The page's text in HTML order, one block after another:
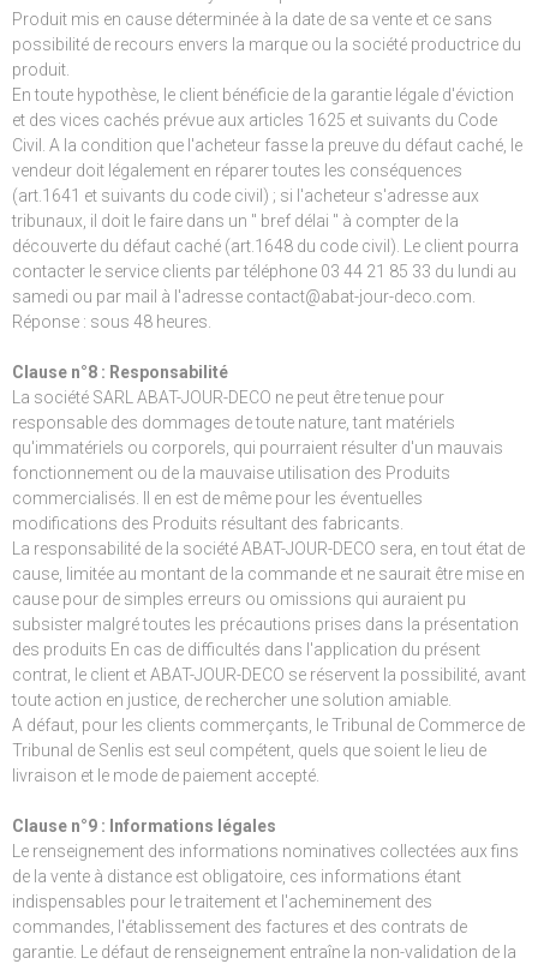
Produit mis en cause déterminée à la date de sa vente et ce sans
possibilité de recours envers la marque ou la société productrice du
produit.
En toute hypothèse, le client bénéficie de la garantie légale d'éviction
et des vices cachés prévue aux articles 1625 et suivants du Code
Civil. A la condition que l'acheteur fasse la preuve du défaut caché, le
vendeur doit légalement en réparer toutes les conséquences
(art.1641 et suivants du code civil) ; si l'acheteur s'adresse aux
tribunaux, il doit le faire dans un " bref délai " à compter de la
découverte du défaut caché (art.1648 du code civil). Le client pourra
contacter le service clients par téléphone 03 44 21 85 33 du lundi au
samedi ou par mail à l'adresse contact@abat-jour-deco.com.
Réponse : sous 48 heures.
Clause n°8 : Responsabilité
La société SARL ABAT-JOUR-DECO ne peut être tenue pour
responsable des dommages de toute nature, tant matériels
qu'immatériels ou corporels, qui pourraient résulter d'un mauvais
fonctionnement ou de la mauvaise utilisation des Produits
commercialisés. Il en est de même pour les éventuelles
modifications des Produits résultant des fabricants.
La responsabilité de la société ABAT-JOUR-DECO sera, en tout état de
cause, limitée au montant de la commande et ne saurait être mise en
cause pour de simples erreurs ou omissions qui auraient pu
subsister malgré toutes les précautions prises dans la présentation
des produits En cas de difficultés dans l'application du présent
contrat, le client et ABAT-JOUR-DECO se réservent la possibilité, avant
toute action en justice, de rechercher une solution amiable.
A défaut, pour les clients commerçants, le Tribunal de Commerce de
Tribunal de Senlis est seul compétent, quels que soient le lieu de
livraison et le mode de paiement accepté.
Clause n°9 : Informations légales
Le renseignement des informations nominatives collectées aux fins
de la vente à distance est obligatoire, ces informations étant
indispensables pour le traitement et l'acheminement des
commandes, l'établissement des factures et des contrats de
garantie. Le défaut de renseignement entraîne la non-validation de la